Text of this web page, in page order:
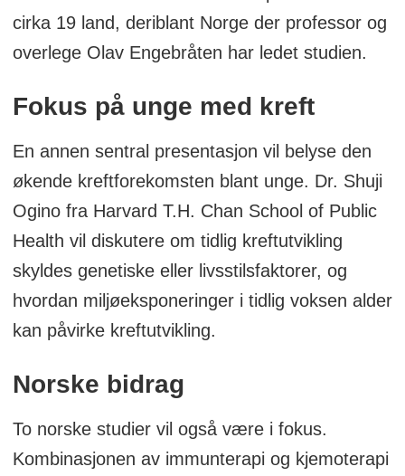
cirka 19 land, deriblant Norge der professor og
overlege Olav Engebråten har ledet studien.
Fokus på unge med kreft
En annen sentral presentasjon vil belyse den
økende kreftforekomsten blant unge. Dr. Shuji
Ogino fra Harvard T.H. Chan School of Public
Health vil diskutere om tidlig kreftutvikling
skyldes genetiske eller livsstilsfaktorer, og
hvordan miljøeksponeringer i tidlig voksen alder
kan påvirke kreftutvikling.
Norske bidrag
To norske studier vil også være i fokus.
Kombinasjonen av immunterapi og kjemoterapi